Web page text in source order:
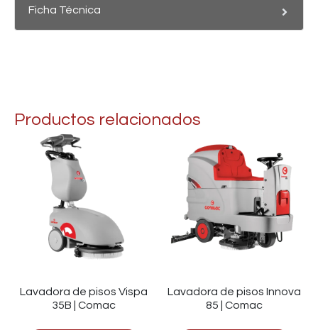
Ficha Técnica
Productos relacionados
Lavadora de pisos Vispa
35B | Comac
Lavadora de pisos Innova
85 | Comac